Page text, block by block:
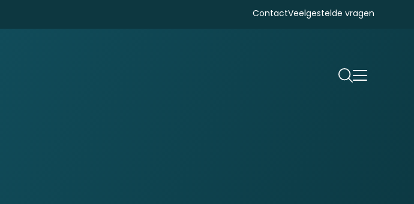
ContactVeelgestelde vragen